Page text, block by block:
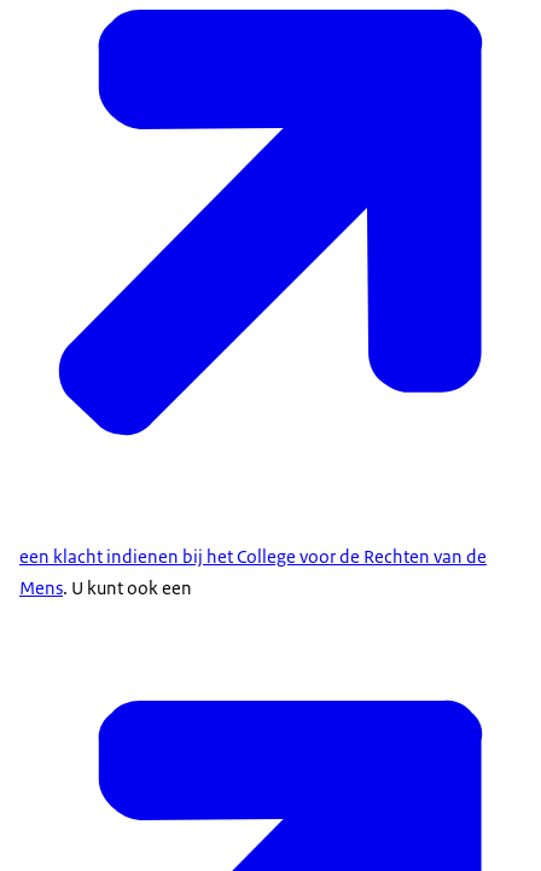
een klacht indienen bij het College voor de Rechten van de
Mens. U kunt ook een